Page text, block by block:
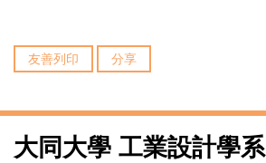
友善列印 分享
大同大學 工業設計學系